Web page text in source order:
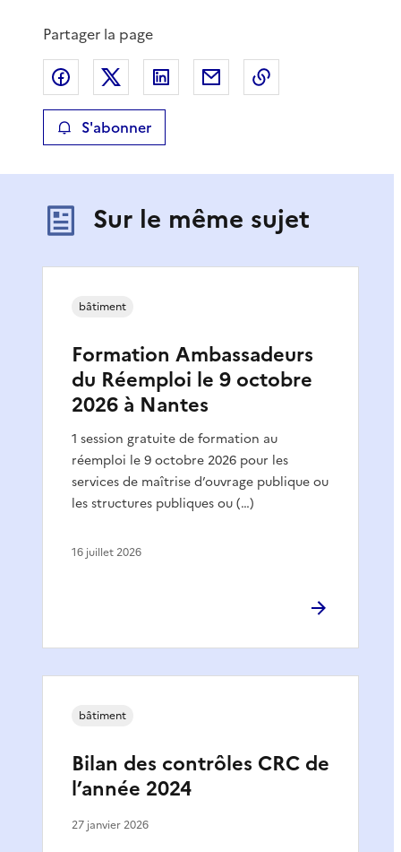
Partager la page
Partager sur Facebook
Partager sur XPartager sur LinkedIn
Partager par email
S'abonner
Sur le même sujet
Formation Ambassadeurs
du Réemploi le 9 octobre
2026 à Nantes
1 session gratuite de formation au
réemploi le 9 octobre 2026 pour les
services de maîtrise d’ouvrage publique ou
les structures publiques ou (…)
bâtiment
16 juillet 2026
Bilan des contrôles CRC de
l’année 2024
bâtiment
27 janvier 2026